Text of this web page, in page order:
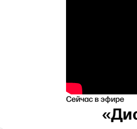
Сейчас в эфире